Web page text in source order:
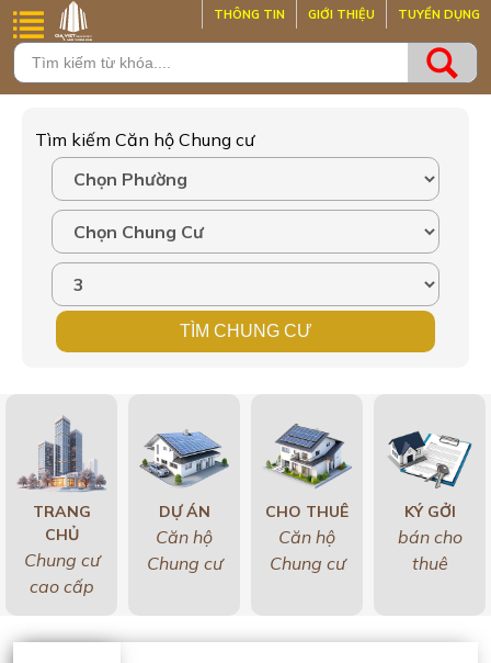
THÔNG TIN GIỚI THIỆU TUYỂN DỤNG
Tìm kiếm Căn hộ Chung cư
TRANG
CHỦ
Chung cư
cao cấp
DỰ ÁN
Căn hộ
Chung cư
CHO THUÊ
Căn hộ
Chung cư
KÝ GỞI
bán cho
thuê